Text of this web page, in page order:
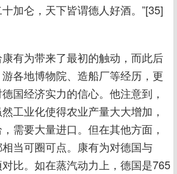
加仑，天下皆谓德人好酒。”[35]
有为带来了最初的触动，而此后
各地博物院、造船厂等经历，更
国经济实力的信心。他注意到，
工业化使得农业产量大大增加，
需要大量进口。但在其他方面，
当可圈可点。康有为对德国与
比。如在蒸汽动力上，德国是765